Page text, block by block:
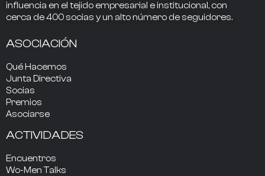
influencia en el tejido empresarial e institucional, con
cerca de400 socias y un alto número de seguidores.
ASOCIACIÓN
Qué Hacemos
Junta Directiva
Socias
Premios
Asociarse
ACTIVIDADES
Encuentros
Wo-Men Talks